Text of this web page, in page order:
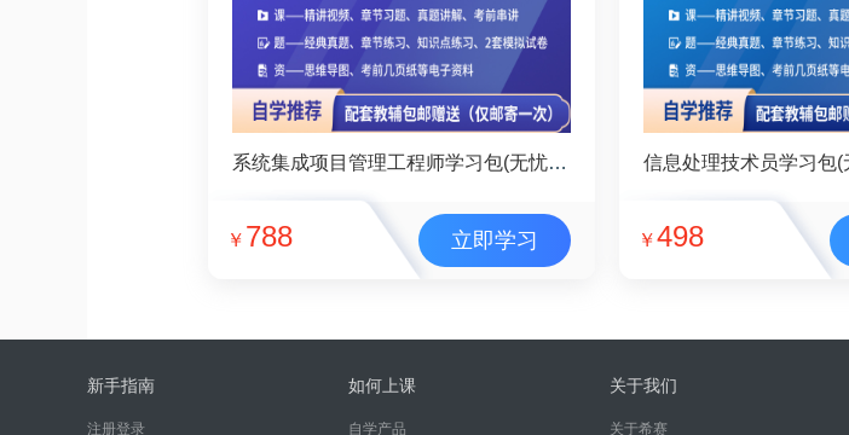
系统集成项目管理工程师学习包(无忧班)
￥ 788 立即学习
信息处理技术员学习包(
￥498
新手指南
注册登录
如何上课
自学产品
关于我们
关于希赛